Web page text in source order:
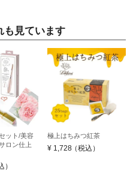
も見ています
ット/美容
ロン仕上
）
極上はちみつ紅茶
¥ 1,728（税込）